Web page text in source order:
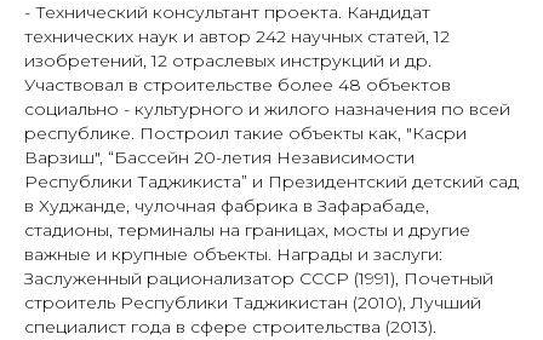
- Технический консультант проекта. Кандидат
технических наук и автор 242 научных статей, 12
изобретений, 12 отраслевых инструкций и др.
Участвовал в строительстве более 48 объектов
социально - культурного и жилого назначения по всей
республике. Построил такие объекты как, "Касри
Варзиш", “Бассейн 20-летия Независимости
Республики Таджикиста” и Президентский детский сад
в Худжанде, чулочная фабрика в Зафарабаде,
стадионы, терминалы на границах, мосты и другие
важные и крупные объекты. Награды и заслуги:
Заслуженный рационализатор СССР (1991), Почетный
строитель Республики Таджикистан (2010), Лучший
специалист года в сфере строительства (2013).